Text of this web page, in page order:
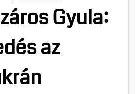
Gyula:
az